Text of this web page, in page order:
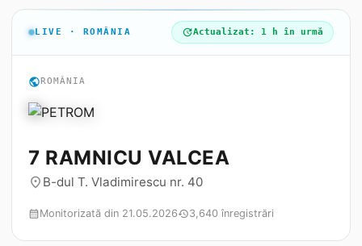
LIVE · ROMÂNIA updateActualizat: 1 h în urmă
publicROMÂNIA
7 RAMNICU VALCEA
place B-dul T. Vladimirescu nr. 40
calendar_monthMonitorizată din 21.05.2026history3,640 înregistrări